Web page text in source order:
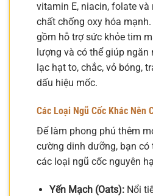
vitamin E, niacin, folate
chất chống oxy hóa
gồm hỗ trợ sức khỏe tim
lượng và có thể giúp
lạc hạt to, chắc, vỏ bóng,
dấu hiệu mốc.
Các Loại Ngũ Cốc Khác Nên
Để làm phong phú thêm
cường dinh dưỡng, bạn có
các loại ngũ cốc nguyên
Yến Mạch (Oats):Nổi